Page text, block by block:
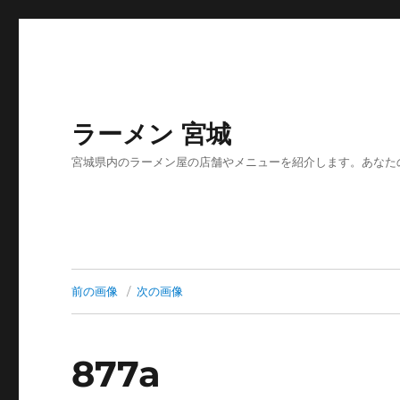
ラーメン 宮城
宮城県内のラーメン屋の店舗やメニューを紹介します。あな
前の画像 次の画像
877a